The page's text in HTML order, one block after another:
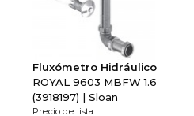
Fluxómetro Hidráulico
ROYAL 9603 MBFW 1.6
(3918197) | Sloan
Precio de lista: